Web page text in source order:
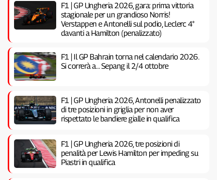
F1 | GP Ungheria 2026, gara: prima vittoria
stagionale per un grandioso Norris!
Verstappen e Antonelli sul podio, Leclerc 4°
davanti a Hamilton (penalizzato)
F1 | Il GP Bahrain torna nel calendario 2026.
Si correrà a… Sepang il 2/4 ottobre
F1 | GP Ungheria 2026, Antonelli penalizzato
di tre posizioni in griglia per non aver
rispettato le bandiere gialle in qualifica
F1 | GP Ungheria 2026, tre posizioni di
penalità per Lewis Hamilton per impeding su
Piastri in qualifica